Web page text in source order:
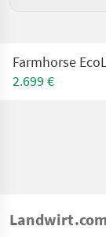
2.699 €
Landwirt.com